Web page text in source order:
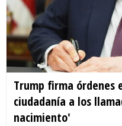
Trump firma órdenes
ciudadanía a los
nacimiento'